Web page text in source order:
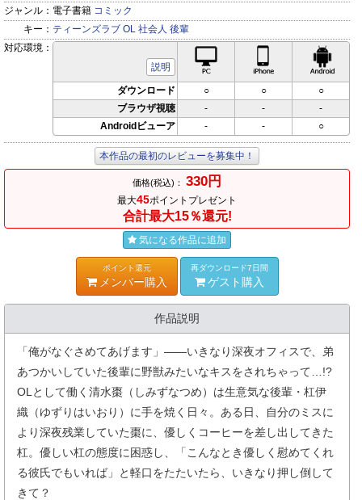
ジャンル： 電子書籍 コミック
キー： ティーンズラブ OL 社会人 後輩
対応環境：
説明
iPhone対応
ダウンロード ○ ○
○
ブラウザ視聴
- -
-
Androidビューア
- - ○
本作品の最初のレビューを募集中！
価格(税込)： 330円
最大45ポイントプレゼント
合計最大15％還元!
気になる作品に追加
ポイント還元
メンバー購入
再ダウンロード7日間
ゲスト購入
作品説明
「俺がなぐさめてあげます」――いきなり深夜オフィスで、弟
あつかいしていた後輩に野獣みたいなキスをされちゃって…!?
OLとして働く清水棗（しみずなつめ）は生意気な後輩・杠伊
織（ゆずりはいおり）に手を焼く日々。ある日、自分のミスに
より深夜残業していた棗に、優しくコーヒーを差し出してきた
杠。優しい杠の態度に困惑し、「こんなとき優しく慰めてくれ
る彼氏でもいれば」と軽口をたたいたら、いきなり押し倒して
きて？